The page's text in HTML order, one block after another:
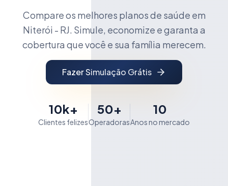
Compare os melhores planos de saúde em
Niterói - RJ. Simule, economize e garanta a
cobertura que você e sua família merecem.
Fazer Simulação Grátis
10k+
Clientes felizes
50+
Operadoras
10
Anos no mercado